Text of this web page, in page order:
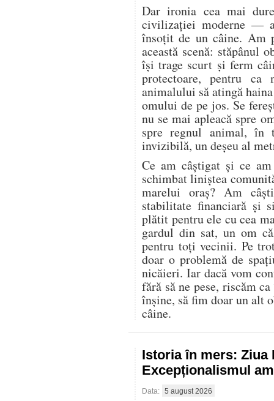
Dar ironia cea mai
civilizației moderne —
însoțit de un câine. Am
această scenă: stăpânul
își trage scurt și ferm
protectoare, pentru ca
animalului să atingă
omului de pe jos. Se
nu se mai apleacă spre
spre regnul animal, în
invizibilă, un deșeu al
Ce am câștigat și ce
schimbat liniștea
marelui oraș? Am
stabilitate financiară și
plătit pentru ele cu cea
gardul din sat, un om
pentru toți vecinii. Pe
doar o problemă de
nicăieri. Iar dacă vom
fără să ne pese, riscăm
înșine, să fim doar un alt
câine.
Istoria în mers: Ziua
Excepționalismul
Data: 5 august 2026